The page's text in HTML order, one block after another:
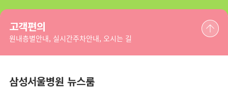
고객편의
원내층별안내, 실시간주차안내, 오시는 길
삼성서울병원 뉴스룸